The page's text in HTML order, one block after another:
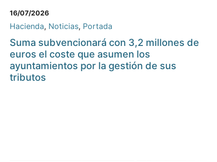
16/07/2026
Hacienda, Noticias, Portada
Suma subvencionará con 3,2 millones de
euros el coste que asumen los
ayuntamientos por la gestión de sus
tributos